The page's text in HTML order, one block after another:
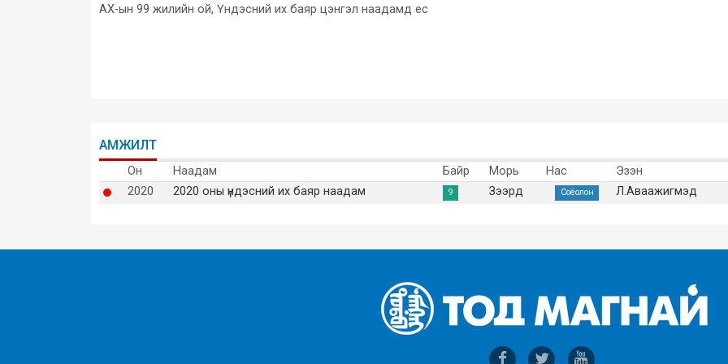
АХ-ын 99 жилийн ой, Үндэсний их баяр цэнгэл наадамд ес
АМЖИЛТ
Он Наадам Байр Морь Нас
Эзэн
2020
2020 оны үндэсний их баяр наадам 9 Зээрд Соёолон Л.Аваажигмэд